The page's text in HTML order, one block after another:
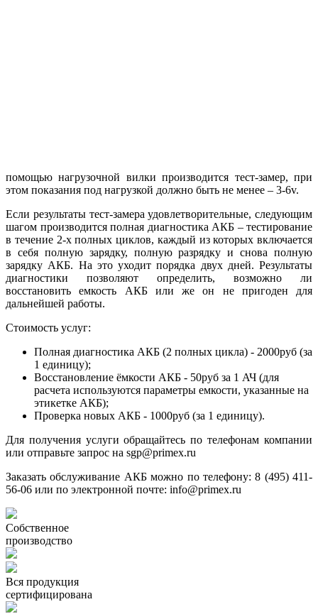
помощью нагрузочной вилки производится тест-замер, при
этом показания под нагрузкой должно быть не менее – 3-6v.
Если результаты тест-замера удовлетворительные, следующим
шагом производится полная диагностика АКБ – тестирование
в течение 2-х полных циклов, каждый из которых включается
в себя полную зарядку, полную разрядку и снова полную
зарядку АКБ. На это уходит порядка двух дней. Результаты
диагностики позволяют определить, возможно ли
восстановить емкость АКБ или же он не пригоден для
дальнейшей работы.
Стоимость услуг:
Полная диагностика АКБ (2 полных цикла) - 2000руб (за
1 единицу);
Восстановление ёмкости АКБ - 50руб за 1 АЧ (для
расчета используются параметры емкости, указанные на
этикетке АКБ);
Проверка новых АКБ - 1000руб (за 1 единицу).
Для получения услуги обращайтесь по телефонам компании
или отправьте запрос на sgp@primex.ru
Заказать обслуживание АКБ можно по телефону: 8 (495) 411-
56-06 или по электронной почте: info@primex.ru
Собственное
производство
Вся продукция
сертифицирована